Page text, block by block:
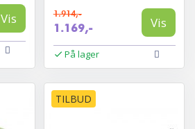
Vis 1.914,-
1.169,- Vis
På lager
TILBUD